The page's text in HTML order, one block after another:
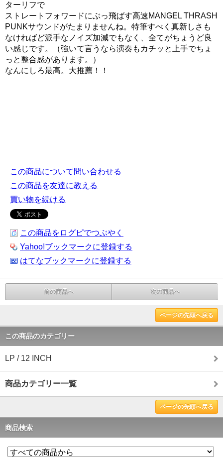
ターリフで
ストレートフォワードにぶっ飛ばす高速MANGEL THRASH
PUNKサウンドがたまりませんね。特筆すべく真新しさも
なければど派手なノイズ加減でもなく、全てがちょうど良
い感じです。（強いて言うなら演奏もカチッと上手でちょ
っと整合感があります。）
なんにしろ最高。大推薦！！
この商品について問い合わせる
この商品を友達に教える
買い物を続ける
この商品をログピでつぶやく
Yahoo!ブックマークに登録する
はてなブックマークに登録する
前の商品へ 次の商品へ
ページの先頭へ戻る
この商品のカテゴリー
LP / 12 INCH
商品カテゴリー一覧
ページの先頭へ戻る
商品検索